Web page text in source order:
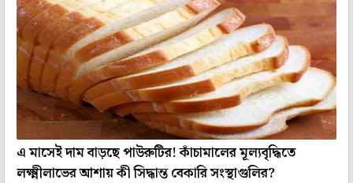
এ মাসেই দাম বাড়ছে পাউরুটির! কাঁচামালের মূল্যবৃদ্ধিতে
লক্ষ্মীলাভের আশায় কী সিদ্ধান্ত বেকারি সংস্থাগুলির?